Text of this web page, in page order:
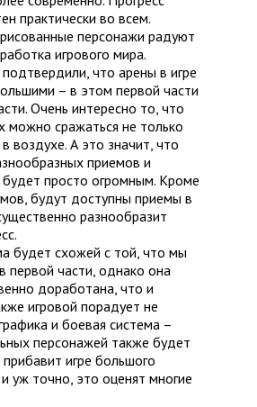
практически во всем.
персонажи радуют
игрового мира.
что арены в игре
– в этом первой части
Очень интересно то, что
можно сражаться не только
воздухе. А это значит, что
приемов и
просто огромным. Кроме
будут доступны приемы в
разнообразит
будет схожей с той, что мы
первой части, однако она
доработана, что и
игровой порадует не
и боевая система –
персонажей также будет
игре большого
уж точно, это оценят многие